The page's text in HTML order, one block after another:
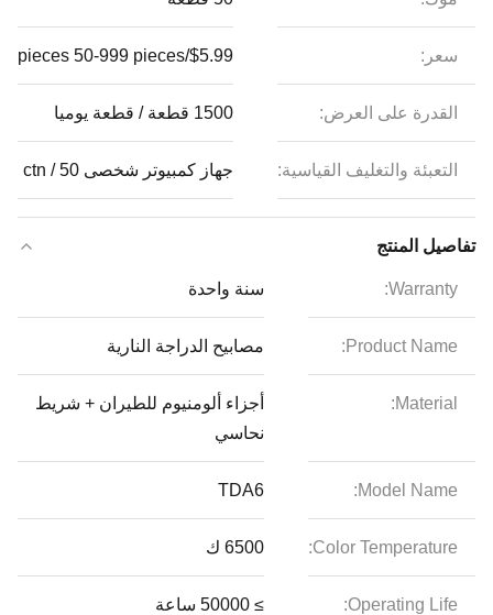
سعر: $5.99/pieces 50-999 pieces
القدرة على العرض: 1500 قطعة / قطعة يوميا
التعبئة والتغليف القياسية: جهاز كمبيوتر شخصى 50 / ctn
تفاصيل المنتج
Warranty: سنة واحدة
Product Name: مصابيح الدراجة النارية
Material:
أجزاء ألومنيوم للطيران + شريط
نحاسي
Model Name:
TDA6
Color Temperature: 6500 ك
Operating Life: ≥ 50000 ساعة